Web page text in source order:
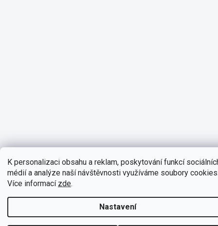
K personalizaci obsahu a reklam, poskytování funkcí
médií a analýze naší návštěvnosti využíváme soubory
Více informací zde.
Nastavení